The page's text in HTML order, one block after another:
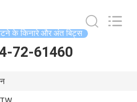
के किनारे और अंत बिट्स
72-61460